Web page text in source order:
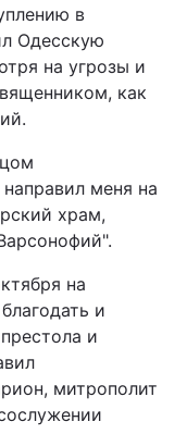
в
Одесскую
на угрозы и
как
меня на
храм,
на
и
и
митрополит